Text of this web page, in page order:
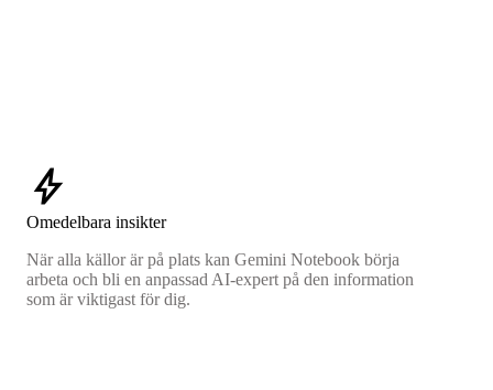
bolt
Omedelbara insikter
När alla källor är på plats kan Gemini Notebook börja
arbeta och bli en anpassad AI-expert på den information
som är viktigast för dig.